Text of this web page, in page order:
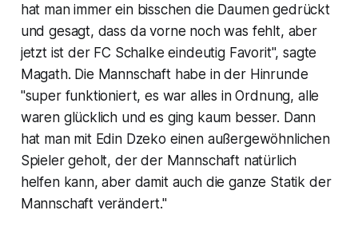
hat man immer ein bisschen die Daumen gedrückt
und gesagt, dass da vorne noch was fehlt, aber
jetzt ist der FC Schalke eindeutig Favorit", sagte
Magath. Die Mannschaft habe in der Hinrunde
"super funktioniert, es war alles in Ordnung, alle
waren glücklich und es ging kaum besser. Dann
hat man mit Edin Dzeko einen außergewöhnlichen
Spieler geholt, der der Mannschaft natürlich
helfen kann, aber damit auch die ganze Statik der
Mannschaft verändert."